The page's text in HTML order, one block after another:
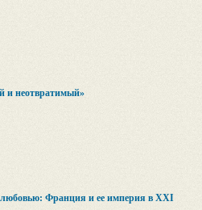
и неотвратимый»
Франция и ее империя в XXI